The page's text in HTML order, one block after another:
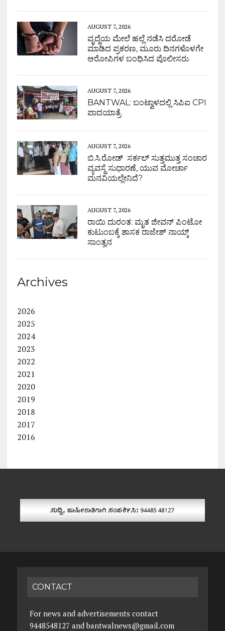
AUGUST 7, 2026
ವೃದ್ಧೆಯ ಮೇಲೆ ಹಲ್ಲೆ ನಡೆಸಿ ದರೋಡೆ
ಮಾಡಿದ ಪ್ರಕರಣ, ಮೂರು ದಿನಗಳೊಳಗೇ
ಆರೋಪಿಗಳ ಬಂಧಿಸಿದ ಪೊಲೀಸರು
AUGUST 7, 2026
BANTWAL: ಬಂಟ್ವಾಳದಲ್ಲಿ ಸಿಪಿಐ CPI
ಪಾದಯಾತ್ರೆ
AUGUST 7, 2026
ಬಿ.ಸಿ.ರೋಡ್ ಸರ್ಕಲ್ ಸುತ್ತಮುತ್ತ ಸಂಚಾರ
ವ್ಯವಸ್ಥೆ ಸುಧಾರಣೆ, ಯುವ ಮೋರ್ಚಾ
ಮನವಿಯಲ್ಲೇನಿದೆ?
AUGUST 7, 2026
ರಾಯಿ ದುರಂತ: ಮೃತ ಜೀವನ್ ಪಿಂಟೋ
ಕುಟುಂಬಕ್ಕೆ ಶಾಸಕ ರಾಜೇಶ್ ನಾಯ್ಕ್
ಸಾಂತ್ವನ
Archives
2026
2025
2024
2023
2022
2021
2020
2019
2018
2017
2016
CONTACT
For news and advertisements contact
9448548127 and bantwalnews@gmail.com